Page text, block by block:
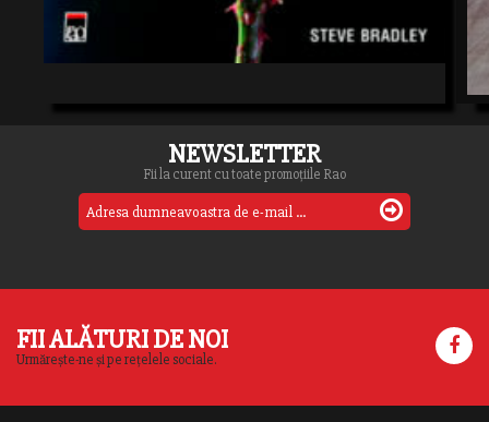
NEWSLETTER
Fii la curent cu toate promoțiile Rao
FII ALĂTURI DE NOI
Urmărește-ne și pe rețelele sociale.